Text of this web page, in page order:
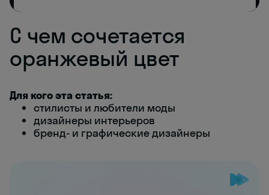
С чем сочетается
оранжевый цвет
Для кого эта статья:
стилисты и любители моды
дизайнеры интерьеров
бренд- и графические дизайнеры